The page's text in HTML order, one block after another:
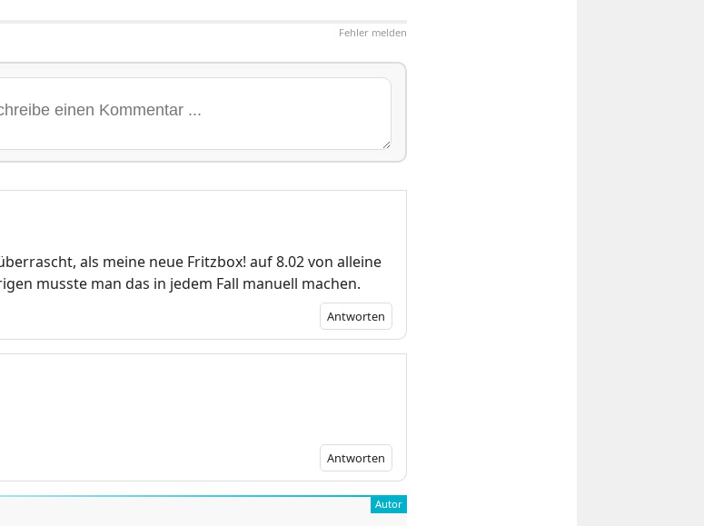
Fehler melden
als meine neue Fritzbox! auf 8.02 von alleine
musste man das in jedem Fall manuell machen.
Antworten
Antworten